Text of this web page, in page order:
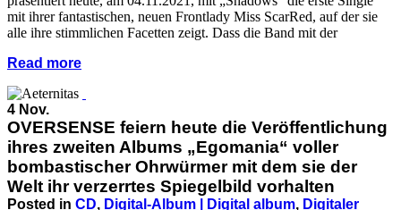
mit ihrer fantastischen, neuen Frontlady Miss ScarRed, auf der sie
alle ihre stimmlichen Facetten zeigt. Dass die Band mit der
Read more
4 Nov.
OVERSENSE feiern heute die Veröffentlichung
ihres zweiten Albums „Egomania“ voller
bombastischer Ohrwürmer mit dem sie der
Welt ihr verzerrtes Spiegelbild vorhalten
Posted in CD, Digital-Album | Digital album, Digitaler